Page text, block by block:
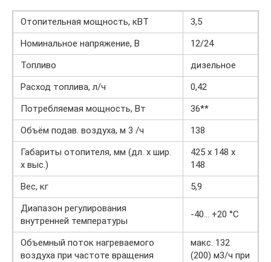
Отопительная мощность, кВТ
3,5
Номинальное напряжение, В
12/24
Топливо
дизельное
Расход топлива, л/ч
0,42
Потребляемая мощность, Вт
36**
Объём подав. воздуха, м 3 /ч
138
Габариты отопителя, мм (дл. х шир.
х выс.)
425 х 148 х
148
Вес, кг
5,9
Диапазон регулирования
внутренней температуры
-40… +20 °C
Объемный поток нагреваемого
воздуха при частоте вращения
макс. 132
(200) м3/ч при